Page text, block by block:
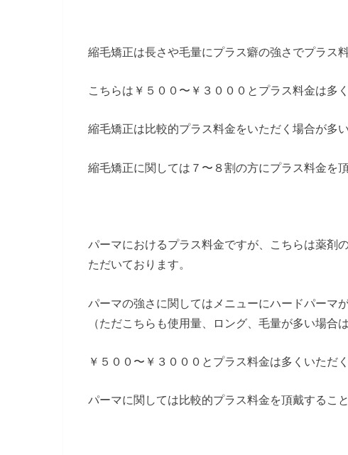
縮毛矯正は長さや毛量にプラス癖の強さでプラス
こちらは￥５００〜￥３０００とプラス料金は多
縮毛矯正は比較的プラス料金をいただく場合が多い
縮毛矯正に関しては７〜８割の方にプラス料金を
パーマにおけるプラス料金ですが、こちらは薬剤
ただいております。
パーマの強さに関してはメニューにハードパーマ
（ただこちらも使用量、ロング、毛量が多い場合
￥５００〜￥３０００とプラス料金は多くいただ
パーマに関しては比較的プラス料金を頂戴するこ